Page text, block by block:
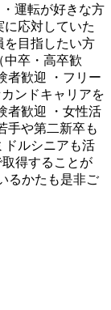
運転が好きな方
に応対していた
を目指したい方
中卒・高卒歓
者歓迎 ・フリー
ンドキャリアを
者歓迎 ・女性活
手や第二新卒も
ドルシニアも活
得することが
るかたも是非ご